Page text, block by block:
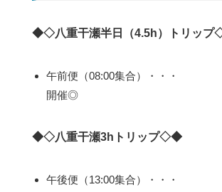
◆◇八重干瀬半日（4.5h）トリッ
午前便（08:00集合）・・・
開催◎
◆◇八重干瀬3hトリップ◇◆
午後便（13:00集合）・・・